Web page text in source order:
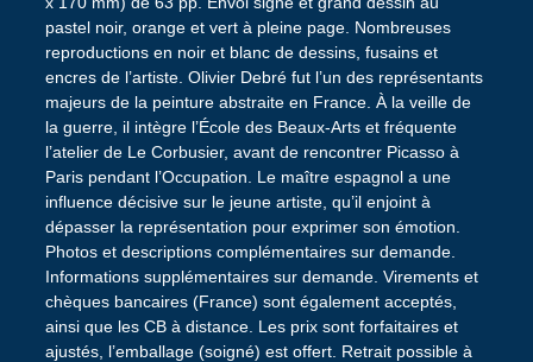
pastel noir, orange et vert à pleine page. Nombreuses
reproductions en noir et blanc de dessins, fusains et
encres de l’artiste. Olivier Debré fut l’un des représentants
majeurs de la peinture abstraite en France. À la veille de
la guerre, il intègre l’École des Beaux-Arts et fréquente
l’atelier de Le Corbusier, avant de rencontrer Picasso à
Paris pendant l’Occupation. Le maître espagnol a une
influence décisive sur le jeune artiste, qu’il enjoint à
dépasser la représentation pour exprimer son émotion.
Photos et descriptions complémentaires sur demande.
Informations supplémentaires sur demande. Virements et
chèques bancaires (France) sont également acceptés,
ainsi que les CB à distance. Les prix sont forfaitaires et
ajustés, l’emballage (soigné) est offert. Retrait possible à